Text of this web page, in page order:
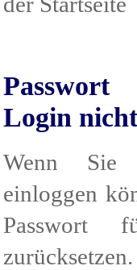
Passwort
Login
Wenn
einloggen
Passwort